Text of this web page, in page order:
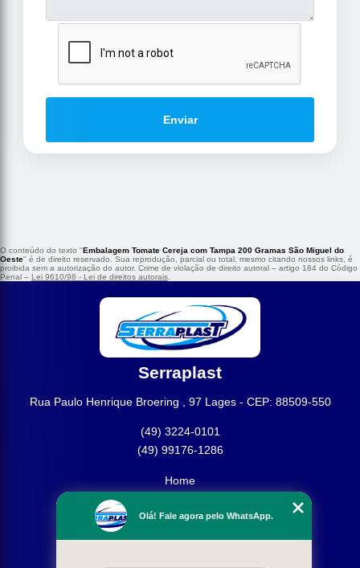
Enviar
O conteúdo do texto "Embalagem Tomate Cereja com Tampa 200 Gramas São Miguel do
Oeste" é de direito reservado. Sua reprodução, parcial ou total, mesmo citando nossos links, é
proibida sem a autorização do autor. Crime de violação de direito autoral – artigo 184 do Código
Penal – Lei 9610/98 - Lei de direitos autorais
Serraplast
Rua Paulo Henrique Broering , 97 Lages - CEP: 88509-550
(49) 3224-0101
(49) 99176-1286
Home
Missão
Olá! Fale agora pelo WhatsApp.